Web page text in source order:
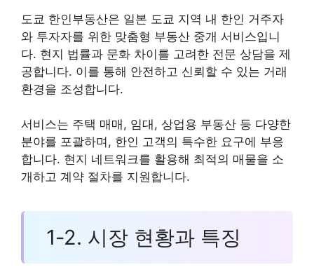
도쿄 한인부동산은 일본 도쿄 지역 내 한인 거주자
와 투자자를 위한 맞춤형 부동산 중개 서비스입니
다. 현지 법률과 문화 차이를 고려한 전문 상담을 제
공합니다. 이를 통해 안전하고 신뢰할 수 있는 거래
환경을 조성합니다.
서비스는 주택 매매, 임대, 상업용 부동산 등 다양한
분야를 포괄하며, 한인 고객의 특수한 요구에 부응
합니다. 현지 네트워크를 활용해 최적의 매물을 소
개하고 계약 절차를 지원합니다.
1-2. 시장 현황과 특징